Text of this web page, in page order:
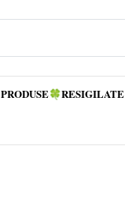
PRODUSE🍀RESIGILATE